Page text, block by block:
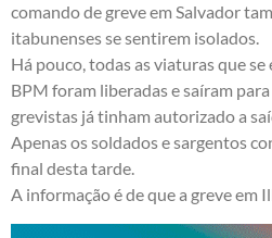
comando de greve em Salvador
itabunenses se sentirem isolados.
Há pouco, todas as viaturas que
BPM foram liberadas e saíram para
grevistas já tinham autorizado a
Apenas os soldados e sargentos
final desta tarde.
A informação é de que a greve em